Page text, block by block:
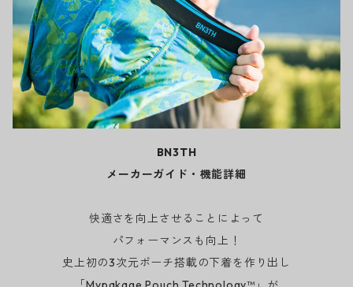
BN3TH
メーカーガイド・機能詳細
快適さを向上させることによって
パフォーマンスも向上！
史上初の3次元ポーチ搭載の下着を作り出し